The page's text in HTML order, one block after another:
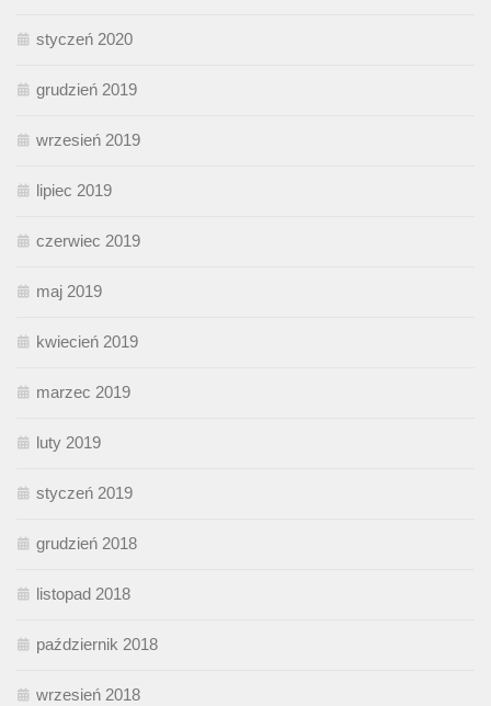
styczeń 2020
grudzień 2019
wrzesień 2019
lipiec 2019
czerwiec 2019
maj 2019
kwiecień 2019
marzec 2019
luty 2019
styczeń 2019
grudzień 2018
listopad 2018
październik 2018
wrzesień 2018